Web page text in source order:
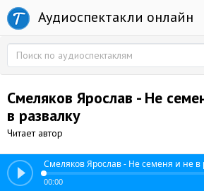
Аудиоспектакли онлайн
Смеляков Ярослав - Не
в развалку
Читает автор
Смеляков Ярослав - Не семеня и не в
00:00